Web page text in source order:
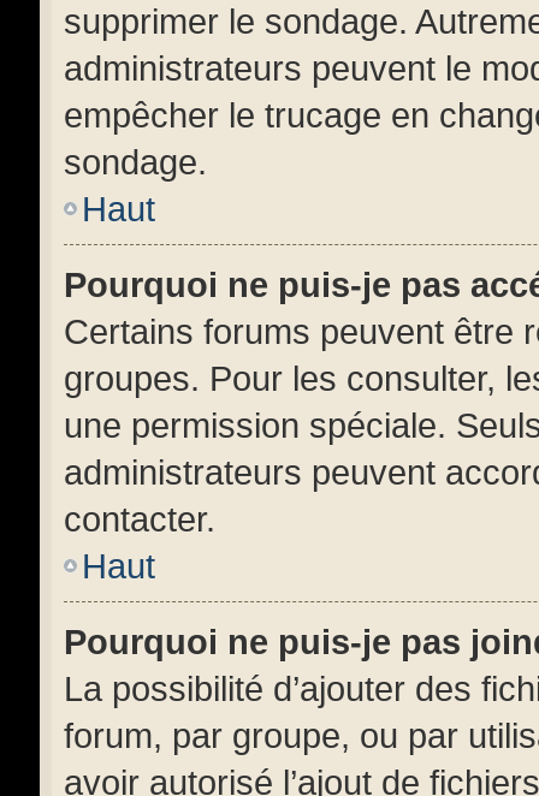
supprimer le sondage.
administrateurs peuvent le
empêcher le trucage en
sondage.
Haut
Pourquoi ne puis-je pas
Certains forums peuvent être
groupes. Pour les consulter,
une permission spéciale.
administrateurs peuvent
contacter.
Haut
Pourquoi ne puis-je pas
La possibilité d’ajouter des
forum, par groupe, ou par
avoir autorisé l’ajout de